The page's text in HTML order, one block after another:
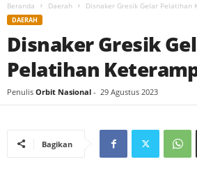
Beranda Daerah Disnaker Gresik Gelar Pelatihan
DAERAH
Disnaker Gresik
Pelatihan
Penulis Orbit Nasional - 29 Agustus 2023
Bagikan